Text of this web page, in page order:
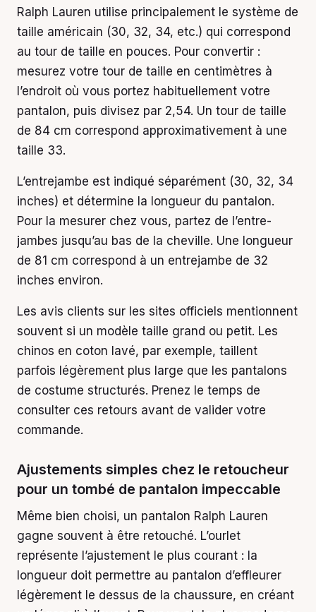
Ralph Lauren utilise principalement le système de
taille américain (30, 32, 34, etc.) qui correspond
au tour de taille en pouces. Pour convertir :
mesurez votre tour de taille en centimètres à
l’endroit où vous portez habituellement votre
pantalon, puis divisez par 2,54. Un tour de taille
de 84 cm correspond approximativement à une
taille 33.
L’entrejambe est indiqué séparément (30, 32, 34
inches) et détermine la longueur du pantalon.
Pour la mesurer chez vous, partez de l’entre-
jambes jusqu’au bas de la cheville. Une longueur
de 81 cm correspond à un entrejambe de 32
inches environ.
Les avis clients sur les sites officiels mentionnent
souvent si un modèle taille grand ou petit. Les
chinos en coton lavé, par exemple, taillent
parfois légèrement plus large que les pantalons
de costume structurés. Prenez le temps de
consulter ces retours avant de valider votre
commande.
Ajustements simples chez le retoucheur
pour un tombé de pantalon impeccable
Même bien choisi, un pantalon Ralph Lauren
gagne souvent à être retouché. L’ourlet
représente l’ajustement le plus courant : la
longueur doit permettre au pantalon d’effleurer
légèrement le dessus de la chaussure, en créant